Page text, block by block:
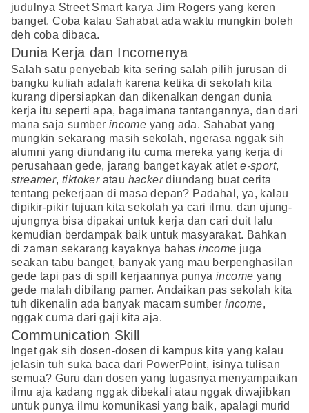
judulnya Street Smart karya Jim Rogers yang keren
banget. Coba kalau Sahabat ada waktu mungkin boleh
deh coba dibaca.
Dunia Kerja dan Incomenya
Salah satu penyebab kita sering salah pilih jurusan di
bangku kuliah adalah karena ketika di sekolah kita
kurang dipersiapkan dan dikenalkan dengan dunia
kerja itu seperti apa, bagaimana tantangannya, dan dari
mana saja sumber income yang ada. Sahabat yang
mungkin sekarang masih sekolah, ngerasa nggak sih
alumni yang diundang itu cuma mereka yang kerja di
perusahaan gede, jarang banget kayak atlete-sport,
streamer,tiktoker atau hackerdiundang buat cerita
tentang pekerjaan di masa depan? Padahal, ya, kalau
dipikir-pikir tujuan kita sekolah ya cari ilmu, dan ujung-
ujungnya bisa dipakai untuk kerja dan cari duit lalu
kemudian berdampak baik untuk masyarakat. Bahkan
di zaman sekarang kayaknya bahasincome juga
seakan tabu banget, banyak yang mau berpenghasilan
gede tapi pas di spill kerjaannya punya income yang
gede malah dibilang pamer. Andaikan pas sekolah kita
tuh dikenalin ada banyak macam sumberincome,
nggak cuma dari gaji kita aja.
Communication Skill
Inget gak sih dosen-dosen di kampus kita yang kalau
jelasin tuh suka baca dari PowerPoint, isinya tulisan
semua? Guru dan dosen yang tugasnya menyampaikan
ilmu aja kadang nggak dibekali atau nggak diwajibkan
untuk punya ilmu komunikasi yang baik, apalagi murid